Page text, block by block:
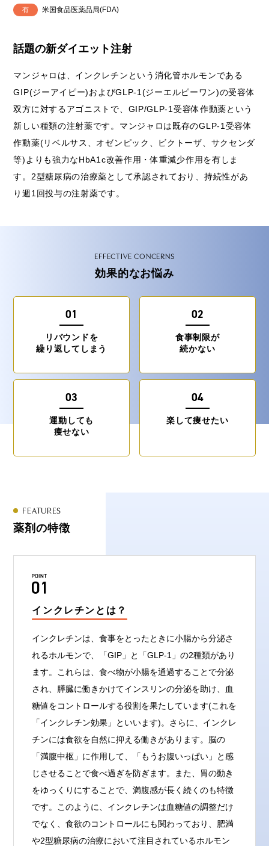
話題の新ダイエット注射
マンジャロは、インクレチンという消化管ホルモンである
GIP(ジーアイピー)およびGLP-1(ジーエルピーワン)の受容体
双方に対するアゴニストで、GIP/GLP-1受容体作動薬という
新しい種類の注射薬です。マンジャロは既存のGLP-1受容体
作動薬(リベルサス、オゼンピック、ビクトーザ、サクセンダ
等)よりも強力なHbA1c改善作用・体重減少作用を有しま
す。2型糖尿病の治療薬として承認されており、持続性があ
り週1回投与の注射薬です。
米国食品医薬品局(FDA)
EFFECTIVE CONCERNS
効果的なお悩み
01
リバウンドを
繰り返してしまう
02
食事制限が
続かない
03
運動しても
痩せない
04
楽して痩せたい
FEATURES
薬剤の特徴
インクレチンとは？
インクレチンは、食事をとったときに小腸から分泌さ
れるホルモンで、「GIP」と「GLP-1」の2種類があり
ます。これらは、食べ物が小腸を通過することで分泌
され、膵臓に働きかけてインスリンの分泌を助け、血
糖値をコントロールする役割を果たしています(これを
「インクレチン効果」といいます)。さらに、インクレ
チンには食欲を自然に抑える働きがあります。脳の
「満腹中枢」に作用して、「もうお腹いっぱい」と感
じさせることで食べ過ぎを防ぎます。また、胃の動き
をゆっくりにすることで、満腹感が長く続くのも特徴
です。このように、インクレチンは血糖値の調整だけ
でなく、食欲のコントロールにも関わっており、肥満
や2型糖尿病の治療において注目されているホルモン